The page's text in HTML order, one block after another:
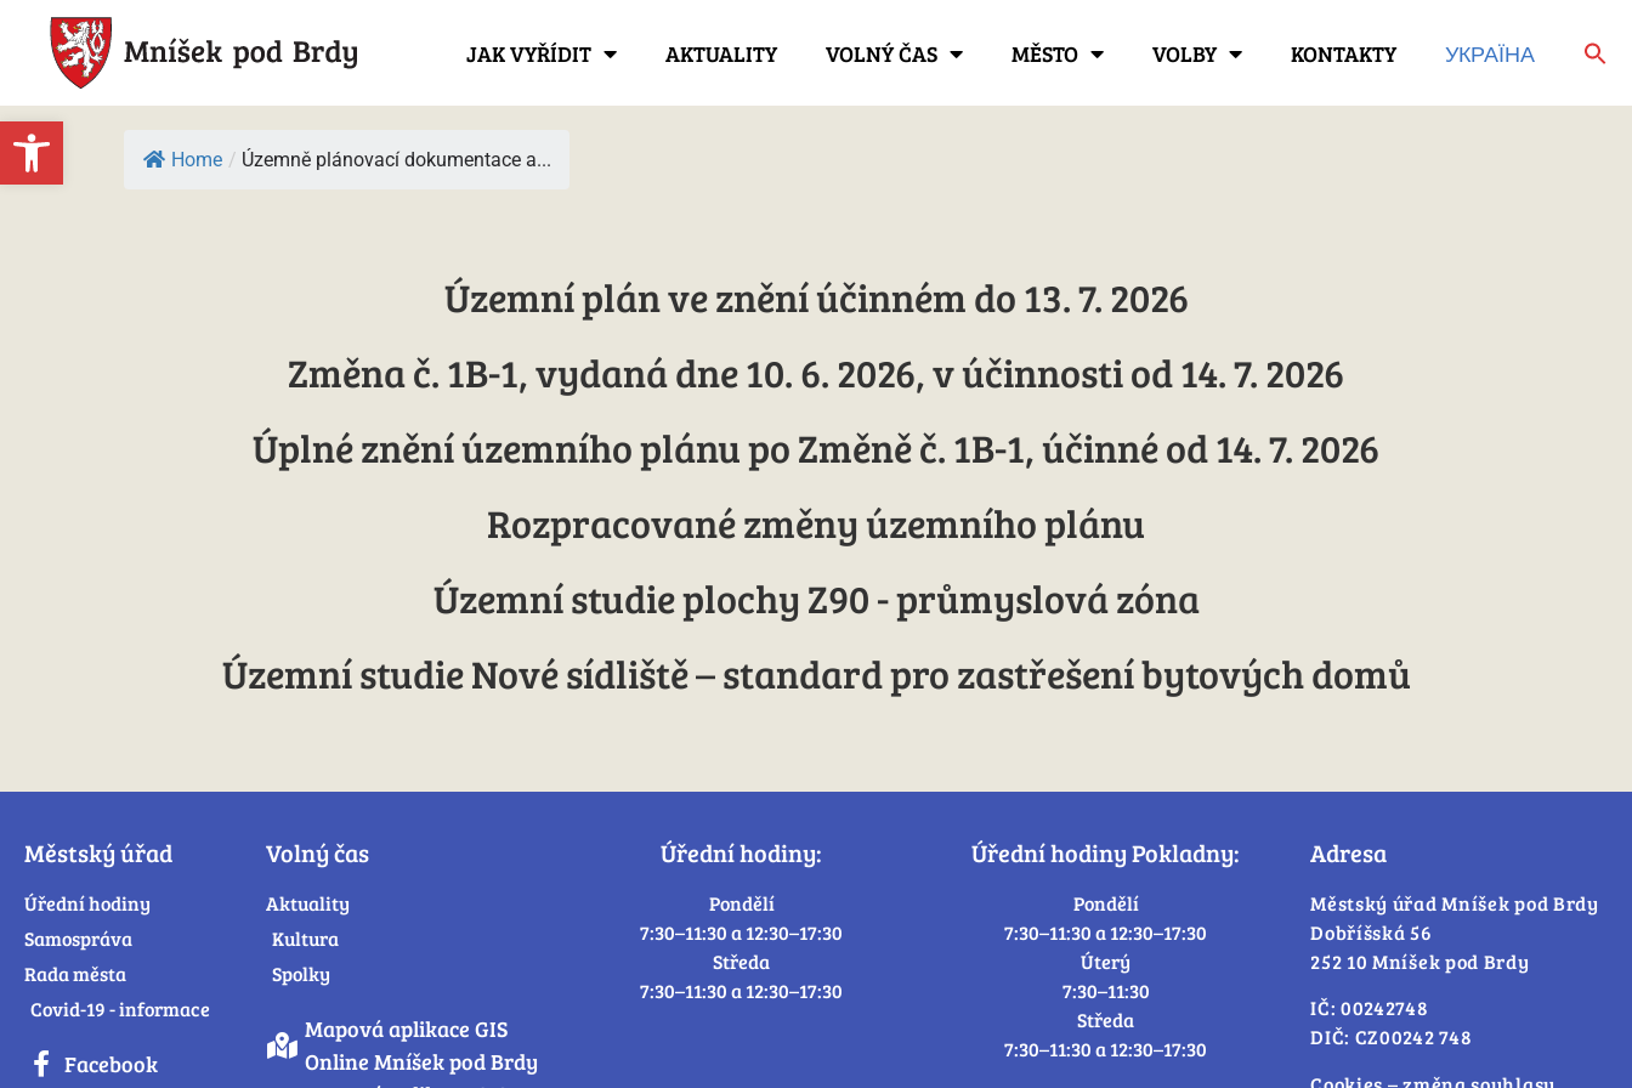
Open toolbar
JAK VYŘÍDIT AKTUALITY VOLNÝ ČAS MĚSTO VOLBY KONTAKTY УКРАЇНА
Home / Územně plánovací dokumentace a...
Územní plán ve znění účinném do 13. 7. 2026
Změna č. 1B-1, vydaná dne 10. 6. 2026, v účinnosti od 14. 7. 2026
Úplné znění územního plánu po Změně č. 1B-1, účinné od 14. 7. 2026
Rozpracované změny územního plánu
Územní studie plochy Z90 - průmyslová zóna
Územní studie Nové sídliště – standard pro zastřešení bytových domů
Městský úřad
Úřední hodiny
Samospráva
Rada města
Covid-19 - informace
Facebook
Volný čas
Aktuality
Kultura
Spolky
Mapová aplikace GIS
Online Mníšek pod Brdy
Úřední hodiny:
Pondělí
7:30–11:30 a 12:30–17:30
Středa
7:30–11:30 a 12:30–17:30
Úřední hodiny Pokladny:
Pondělí
7:30–11:30 a 12:30–17:30
Úterý
7:30–11:30
Středa
7:30–11:30 a 12:30–17:30
Adresa
Městský úřad Mníšek pod Brdy
Dobříšská 56
252 10 Mníšek pod Brdy
IČ: 00242748
DIČ: CZ00242 748